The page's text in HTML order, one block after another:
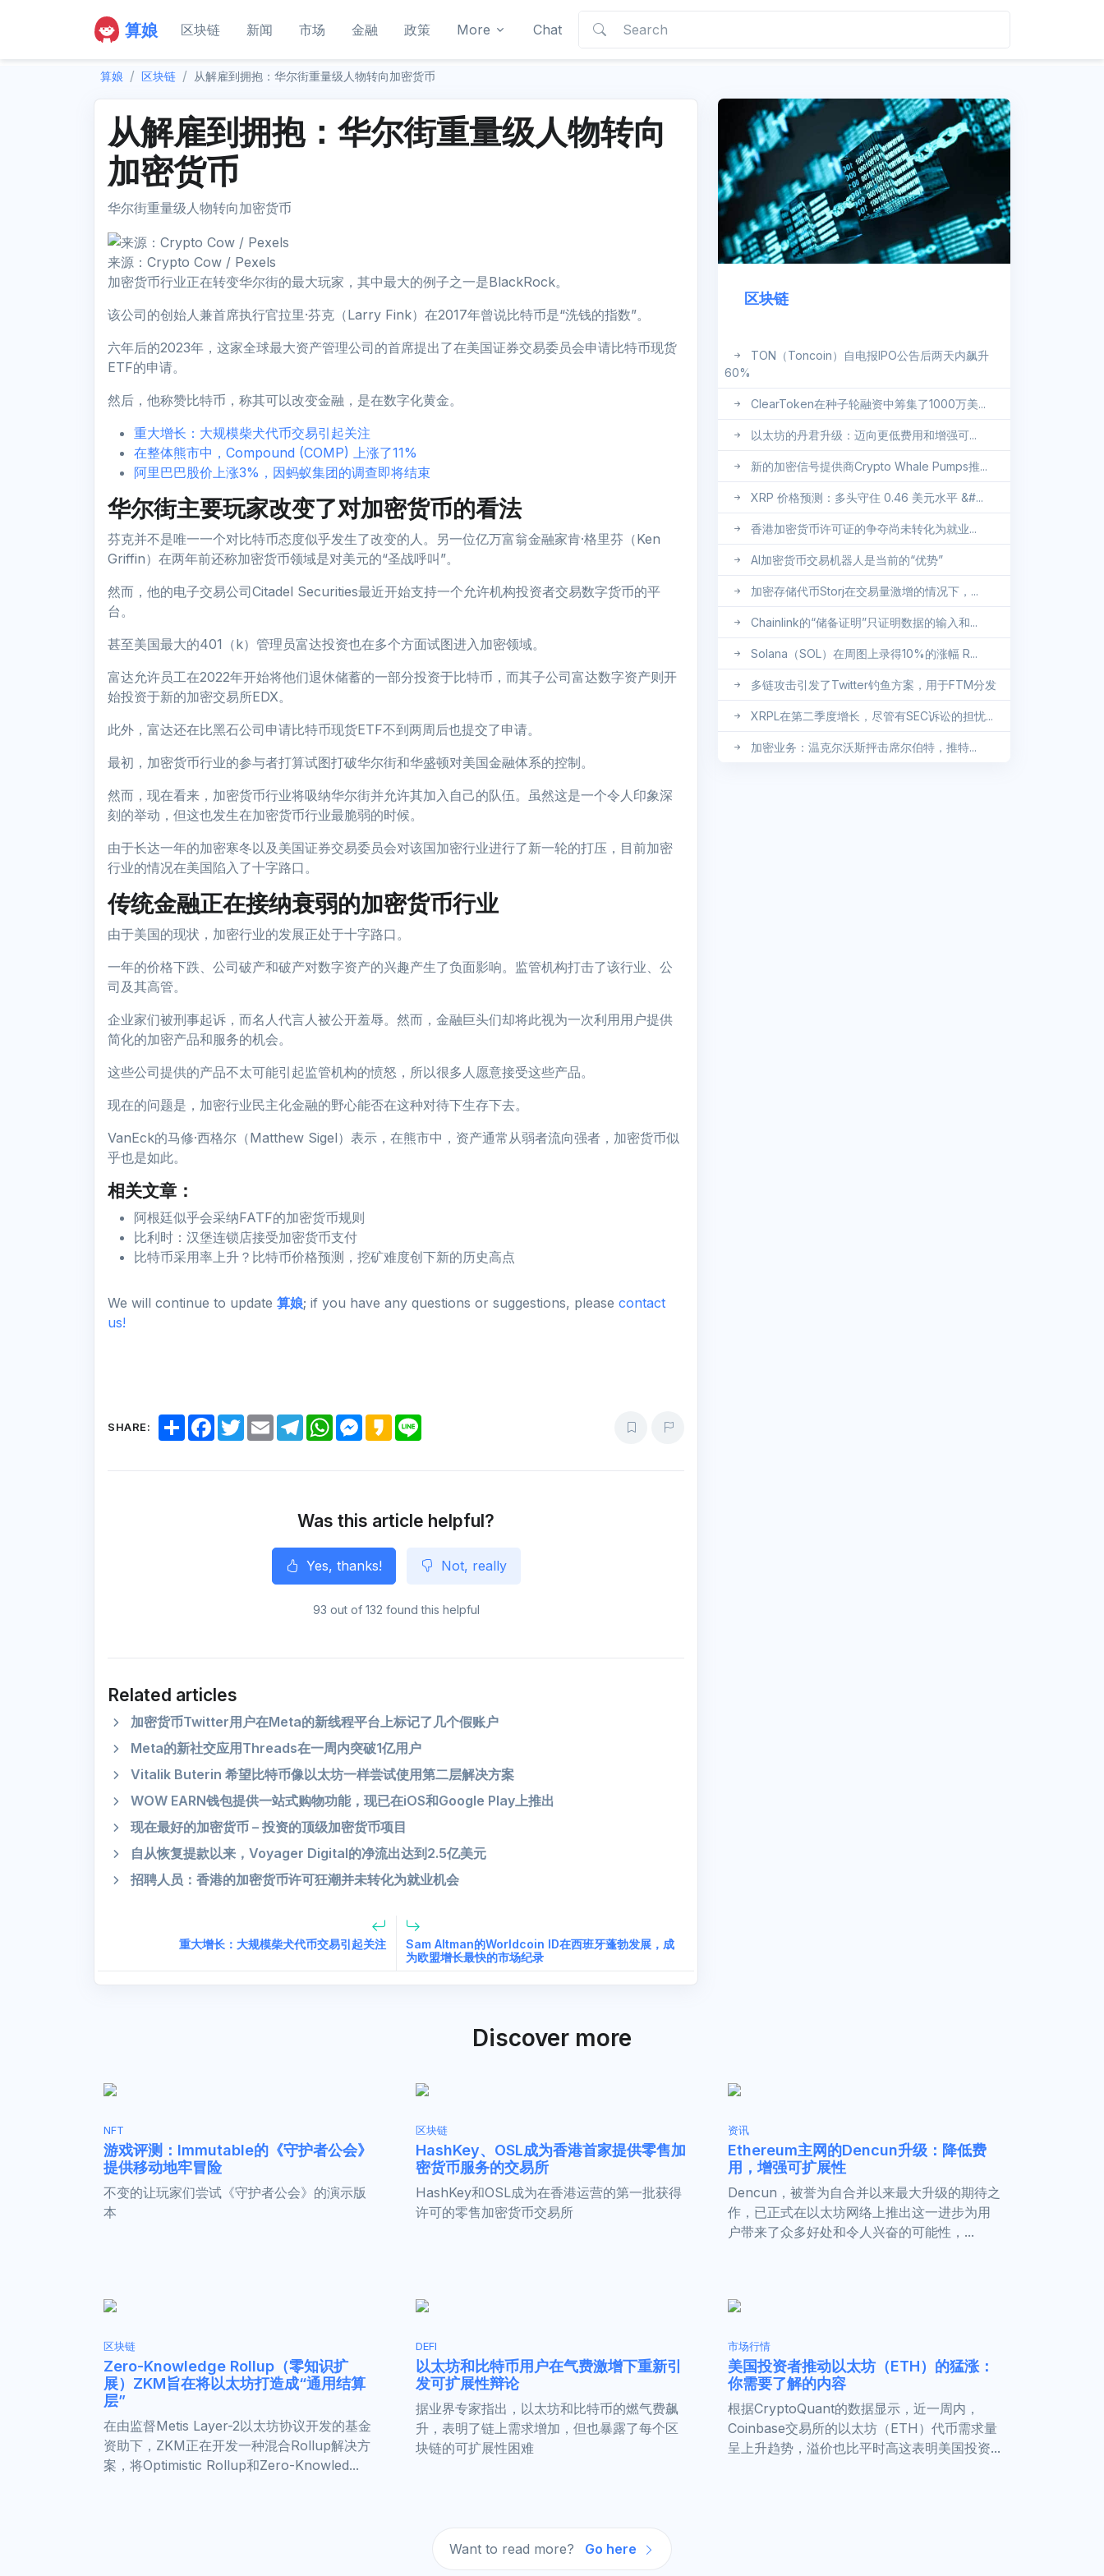
算娘 区块链 新闻 市场 金融 政策 More Chat
算娘 区块链 从解雇到拥抱：华尔街重量级人物转向加密货币
从解雇到拥抱：华尔街重量级人物转向
加密货币
华尔街重量级人物转向加密货币
来源：Crypto Cow / Pexels
加密货币行业正在转变华尔街的最大玩家，其中最大的例子之一是BlackRock。
该公司的创始人兼首席执行官拉里·芬克（Larry Fink）在2017年曾说比特币是“洗钱的指数”。
六年后的2023年，这家全球最大资产管理公司的首席提出了在美国证券交易委员会申请比特币现货
ETF的申请。
然后，他称赞比特币，称其可以改变金融，是在数字化黄金。
重大增长：大规模柴犬代币交易引起关注
在整体熊市中，Compound (COMP) 上涨了11%
阿里巴巴股价上涨3%，因蚂蚁集团的调查即将结束
华尔街主要玩家改变了对加密货币的看法
芬克并不是唯一一个对比特币态度似乎发生了改变的人。另一位亿万富翁金融家肯·格里芬（Ken
Griffin）在两年前还称加密货币领域是对美元的“圣战呼叫”。
然而，他的电子交易公司Citadel Securities最近开始支持一个允许机构投资者交易数字货币的平
台。
甚至美国最大的401（k）管理员富达投资也在多个方面试图进入加密领域。
富达允许员工在2022年开始将他们退休储蓄的一部分投资于比特币，而其子公司富达数字资产则开
始投资于新的加密交易所EDX。
此外，富达还在比黑石公司申请比特币现货ETF不到两周后也提交了申请。
最初，加密货币行业的参与者打算试图打破华尔街和华盛顿对美国金融体系的控制。
然而，现在看来，加密货币行业将吸纳华尔街并允许其加入自己的队伍。虽然这是一个令人印象深
刻的举动，但这也发生在加密货币行业最脆弱的时候。
由于长达一年的加密寒冬以及美国证券交易委员会对该国加密行业进行了新一轮的打压，目前加密
行业的情况在美国陷入了十字路口。
传统金融正在接纳衰弱的加密货币行业
由于美国的现状，加密行业的发展正处于十字路口。
一年的价格下跌、公司破产和破产对数字资产的兴趣产生了负面影响。监管机构打击了该行业、公
司及其高管。
企业家们被刑事起诉，而名人代言人被公开羞辱。然而，金融巨头们却将此视为一次利用用户提供
简化的加密产品和服务的机会。
这些公司提供的产品不太可能引起监管机构的愤怒，所以很多人愿意接受这些产品。
现在的问题是，加密行业民主化金融的野心能否在这种对待下生存下去。
VanEck的马修·西格尔（Matthew Sigel）表示，在熊市中，资产通常从弱者流向强者，加密货币似
乎也是如此。
相关文章：
阿根廷似乎会采纳FATF的加密货币规则
比利时：汉堡连锁店接受加密货币支付
比特币采用率上升？比特币价格预测，挖矿难度创下新的历史高点
We will continue to update 算娘; if you have any questions or suggestions, please contact
us!
SHARE:
S
h
F
a
T
w
E
m
T
e
m
W
h
p
M
r
K
a
Was this article helpful?
Yes, thanks! Not, really
93 out of 132 found this helpful
Related articles
加密货币Twitter用户在Meta的新线程平台上标记了几个假账户
Meta的新社交应用Threads在一周内突破1亿用户
Vitalik Buterin 希望比特币像以太坊一样尝试使用第二层解决方案
WOW EARN钱包提供一站式购物功能，现已在iOS和Google Play上推出
现在最好的加密货币 – 投资的顶级加密货币项目
自从恢复提款以来，Voyager Digital的净流出达到2.5亿美元
招聘人员：香港的加密货币许可狂潮并未转化为就业机会
重大增长：大规模柴犬代币交易引起关注
Sam Altman的Worldcoin ID在西班牙蓬勃发展，成
为欧盟增长最快的市场纪录
区块链
TON（Toncoin）自电报IPO公告后两天内飙升
60%
ClearToken在种子轮融资中筹集了1000万美...
以太坊的丹君升级：迈向更低费用和增强可...
新的加密信号提供商Crypto Whale Pumps推...
XRP 价格预测：多头守住 0.46 美元水平 &#...
香港加密货币许可证的争夺尚未转化为就业...
AI加密货币交易机器人是当前的“优势”
加密存储代币Storj在交易量激增的情况下，...
Chainlink的“储备证明”只证明数据的输入和...
Solana（SOL）在周图上录得10%的涨幅 R...
多链攻击引发了Twitter钓鱼方案，用于FTM分发
XRPL在第二季度增长，尽管有SEC诉讼的担忧...
加密业务：温克尔沃斯抨击席尔伯特，推特...
Discover more
NFT
游戏评测：Immutable的《守护者公会》
提供移动地牢冒险
不变的让玩家们尝试《守护者公会》的演示版
本
区块链
HashKey、OSL成为香港首家提供零售加
密货币服务的交易所
HashKey和OSL成为在香港运营的第一批获得
许可的零售加密货币交易所
资讯
Ethereum主网的Dencun升级：降低费
用，增强可扩展性
Dencun，被誉为自合并以来最大升级的期待之
作，已正式在以太坊网络上推出这一进步为用
户带来了众多好处和令人兴奋的可能性，...
区块链
Zero-Knowledge Rollup（零知识扩
展）ZKM旨在将以太坊打造成“通用结算
层”
在由监督Metis Layer-2以太坊协议开发的基金
资助下，ZKM正在开发一种混合Rollup解决方
案，将Optimistic Rollup和Zero-Knowled...
DEFI
以太坊和比特币用户在气费激增下重新引
发可扩展性辩论
据业界专家指出，以太坊和比特币的燃气费飙
升，表明了链上需求增加，但也暴露了每个区
块链的可扩展性困难
市场行情
美国投资者推动以太坊（ETH）的猛涨：
你需要了解的内容
根据CryptoQuant的数据显示，近一周内，
Coinbase交易所的以太坊（ETH）代币需求量
呈上升趋势，溢价也比平时高这表明美国投资...
Want to read more? Go here